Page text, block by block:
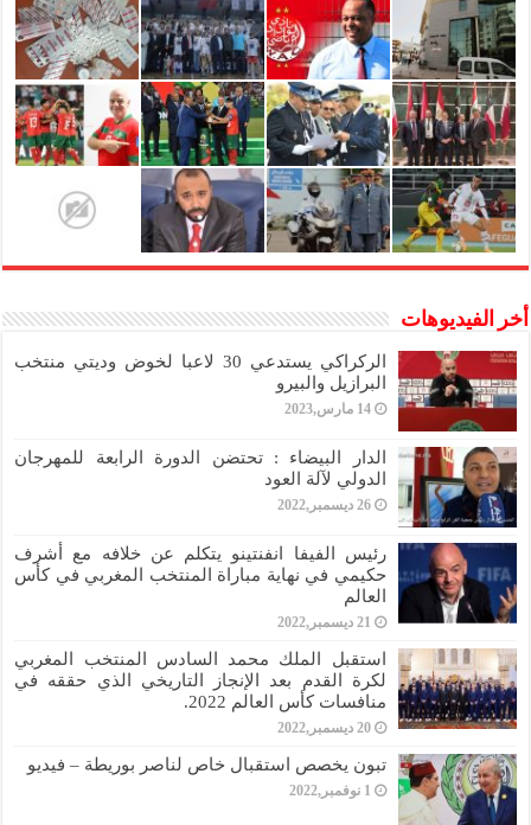
أخر الفيديوهات
الركراكي يستدعي 30 لاعبا لخوض وديتي منتخب
البرازيل والبيرو
14 مارس,2023
الدار البيضاء : تحتضن الدورة الرابعة للمهرجان
الدولي لآلة العود
26 ديسمبر,2022
رئيس الفيفا انفنتينو يتكلم عن خلافه مع أشرف
حكيمي في نهاية مباراة المنتخب المغربي في كأس
العالم
21 ديسمبر,2022
استقبل الملك محمد السادس المنتخب المغربي
لكرة القدم بعد الإنجاز التاريخي الذي حققه في
منافسات كأس العالم 2022.
20 ديسمبر,2022
تبون يخصص استقبال خاص لناصر بوريطة – فيديو
1 نوفمبر,2022